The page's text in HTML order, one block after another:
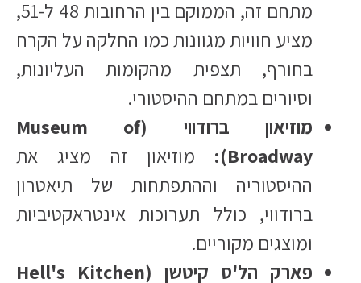
מתחם זה, הממוקם בין הרחובות 48 ל-51,
מציע חוויות מגוונות כמו החלקה על הקרח
בחורף, תצפית מהקומות העליונות,
וסיורים במתחם ההיסטורי.​
מוזיאון ברודווי (Museum of
Broadway):
מוזיאון זה מציג את
ההיסטוריה וההתפתחות של תיאטרון
ברודווי, כולל תערוכות אינטראקטיביות
ומוצגים מקוריים.​
פארק הל'ס קיטשן (Hell's Kitchen